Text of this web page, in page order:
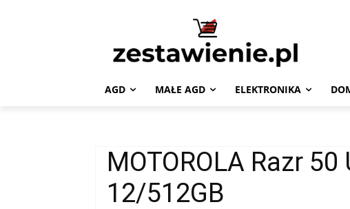
AGD MAŁE AGD ELEKTRONIKA
MOTOROLA Razr 50
12/512GB